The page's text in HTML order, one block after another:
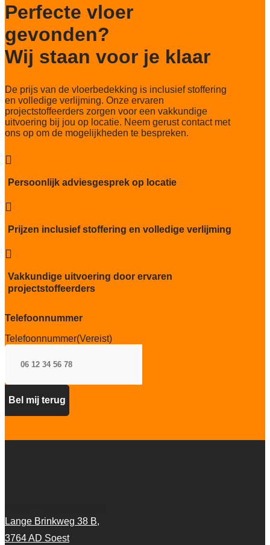
sterk
Project gebruik
sterk
Perfecte vloer
gevonden?
Wij staan voor je klaar
De prijs van de vloerbedekking is inclusief stoffering
en volledige verlijming. Onze ervaren
projectstoffeerders zorgen voor een vakkundige
uitvoering bij jou op locatie. Neem gerust contact met
ons op om de mogelijkheden te bespreken.

Persoonlijk adviesgesprek op locatie

Prijzen inclusief stoffering en volledige verlijming

Vakkundige uitvoering door ervaren
projectstoffeerders
Telefoonnummer
Telefoonnummer(Vereist)
Lange Brinkweg 38 B,
3764 AD Soest